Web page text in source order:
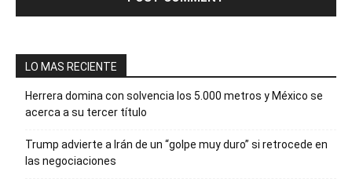
LO MAS RECIENTE
Herrera domina con solvencia los 5.000 metros y México se
acerca a su tercer título
Trump advierte a Irán de un “golpe muy duro” si retrocede en
las negociaciones